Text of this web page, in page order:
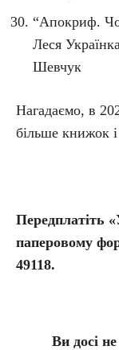
“Апокриф.
Леся
Шевчук
Нагадаємо, в
більше книжок
Передплатіть
паперовому
49118.
Ви досі